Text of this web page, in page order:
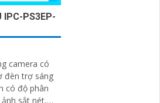
IPC-PS3EP-
camera có
đèn trợ sáng
có độ phân
sắt nét,